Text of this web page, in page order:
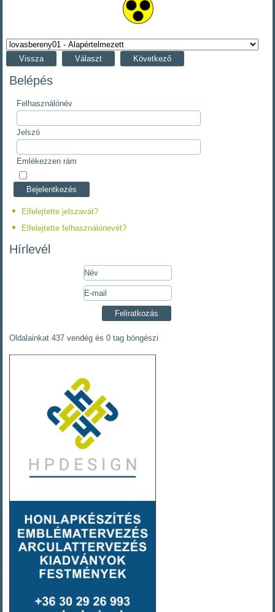
Vissza Választ Következő
Belépés
Felhasználónév
Jelszó
Emlékezzen rám
Elfelejtette jelszavát?
Elfelejtette felhasználónevét?
Hírlevél
Oldalainkat 437 vendég és 0 tag böngészi